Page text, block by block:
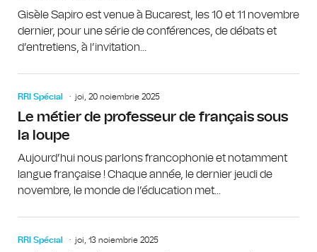
Gisèle Sapiro est venue à Bucarest, les 10 et 11 novembre
dernier, pour une série de conférences, de débats et
d’entretiens, à l’invitation...
RRI Spécial joi, 20 noiembrie 2025
Le métier de professeur de français sous
la loupe
Aujourd’hui nous parlons francophonie et notamment
langue française ! Chaque année, le dernier jeudi de
novembre, le monde de l’éducation met...
RRI Spécial joi, 13 noiembrie 2025